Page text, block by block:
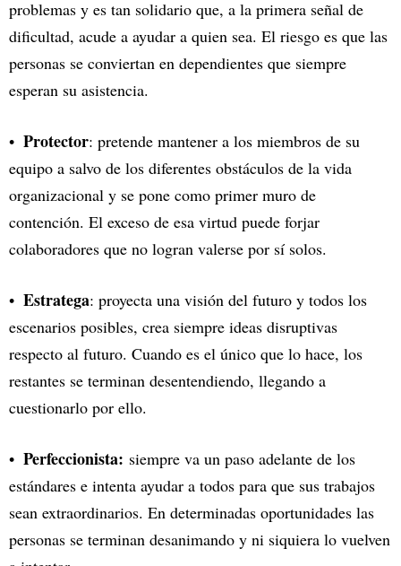
problemas y es tan solidario que, a la primera señal de
dificultad, acude a ayudar a quien sea. El riesgo es que las
personas se conviertan en dependientes que siempre
esperan su asistencia.
Protector: pretende mantener a los miembros de su
equipo a salvo de los diferentes obstáculos de la vida
organizacional y se pone como primer muro de
contención. El exceso de esa virtud puede forjar
colaboradores que no logran valerse por sí solos.
Estratega: proyecta una visión del futuro y todos los
escenarios posibles, crea siempre ideas disruptivas
respecto al futuro. Cuando es el único que lo hace, los
restantes se terminan desentendiendo, llegando a
cuestionarlo por ello.
Perfeccionista: siempre va un paso adelante de los
estándares e intenta ayudar a todos para que sus trabajos
sean extraordinarios. En determinadas oportunidades las
personas se terminan desanimando y ni siquiera lo vuelven